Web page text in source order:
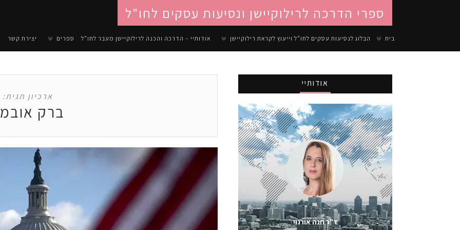
ספרי הדרכה לרילוקיישן ונסיעות עסקים לחו"ל
בית הבלוג לנסיעות עסקים לחו"ל וייעוץ לקראת רילוקיישן אודותיי – הדרכה והכנה לרילוקיישן מעבר לחו"ל ספרים יצירת קשר
ארכיון תגית:
ברק
אודותיי
ד"ר חנה אורנוי